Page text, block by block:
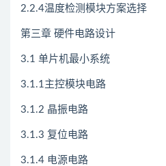
2.2.4温度检测模块方案选择
第三章 硬件电路设计
3.1 单片机最小系统
3.1.1主控模块电路
3.1.2 晶振电路
3.1.3 复位电路
3.1.4 电源电路